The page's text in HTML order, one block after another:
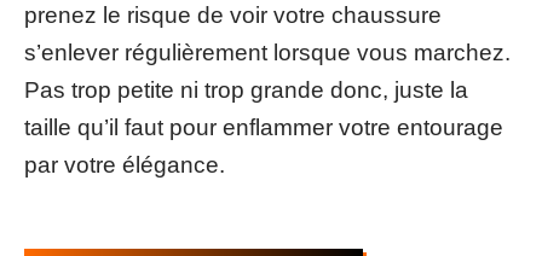
prenez le risque de voir votre chaussure
s’enlever régulièrement lorsque vous marchez.
Pas trop petite ni trop grande donc, juste la
taille qu’il faut pour enflammer votre entourage
par votre élégance.